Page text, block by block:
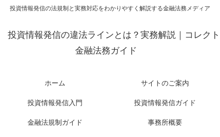
投資情報発信の法規制と実務対応をわかりやすく解説する金融法務メディア
投資情報発信の違法ラインとは？実務解説｜コレクト
金融法務ガイド
ホーム サイトのご案内
投資情報発信入門 投資情報発信ガイド
金融法規制ガイド 事務所概要